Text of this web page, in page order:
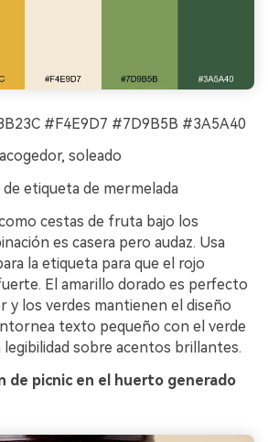
#F4E9D7 #7D9B5B #3A5A40
soleado
etiqueta de mermelada
cestas de fruta bajo los
es casera pero audaz. Usa
la etiqueta para que el rojo
El amarillo dorado es perfecto
y los verdes mantienen el diseño
texto pequeño con el verde
sobre acentos brillantes.
de picnic en el huerto generado